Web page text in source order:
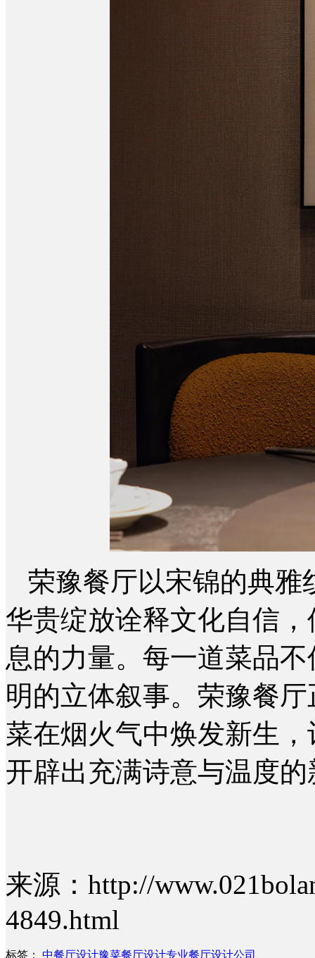
荣豫餐厅以宋锦的典雅
华贵绽放诠释文化自信
息的力量。每一道菜品
明的立体叙事。荣豫餐
菜在烟火气中焕发新生
开辟出充满诗意与温度
来源：http://
4849.html
标签： 中餐厅设计豫菜餐厅设计专业餐厅设计公司